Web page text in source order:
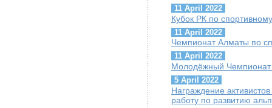
11 April 2022
Кубок РК по
11 April 2022
Чемпионат Алматы по
11 April 2022
Молодёжный Чемпионат
5 April 2022
Награждение
работу по развитию